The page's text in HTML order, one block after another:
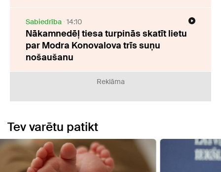
Sabiedrība 14:10
Nākamnedēļ tiesa turpinās skatīt lietu
par Modra Konovalova trīs suņu
nošaušanu
Reklāma
Tev varētu patikt